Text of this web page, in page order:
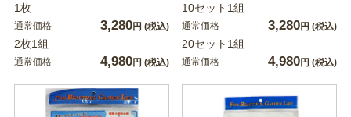
1枚
通常価格 3,280円 (税込)
2枚1組
通常価格 4,980円 (税込)
10セット1組
通常価格 3,280円 (税込)
20セット1組
通常価格 4,980円 (税込)